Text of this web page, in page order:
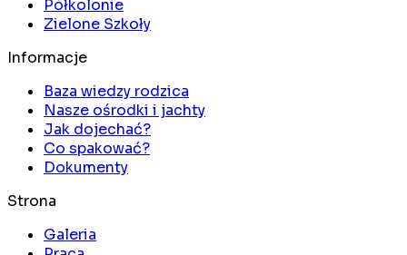
Półkolonie
Zielone Szkoły
Informacje
Baza wiedzy rodzica
Nasze ośrodki i jachty
Jak dojechać?
Co spakować?
Dokumenty
Strona
Galeria